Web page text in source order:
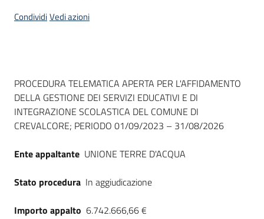
site
su
CondividiVedi azioni
Dati del bando
PROCEDURA TELEMATICA APERTA PER L'AFFIDAMENTO
DELLA GESTIONE DEI SERVIZI EDUCATIVI E DI
INTEGRAZIONE SCOLASTICA DEL COMUNE DI
CREVALCORE; PERIODO 01/09/2023 – 31/08/2026
Ente appaltante UNIONE TERRE D'ACQUA
Stato procedura In aggiudicazione
Importo appalto 6.742.666,66 €